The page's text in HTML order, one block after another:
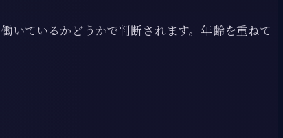
いているかどうかで判断されます。年齢を重ねて